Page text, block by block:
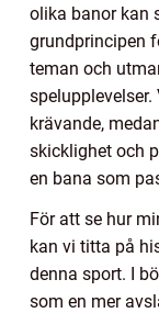
olika banor kan
grundprincipen
teman och
krävande,
skicklighet och
en bana som
För att se hur
kan vi titta på
denna sport. I
som en mer